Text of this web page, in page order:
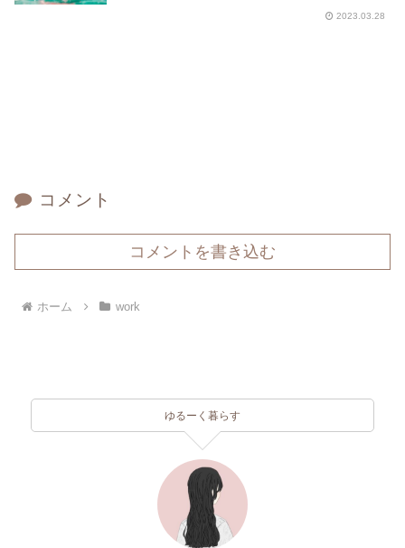
2023.03.28
コメント
コメントを書き込む
ホーム work
ゆるーく暮らす